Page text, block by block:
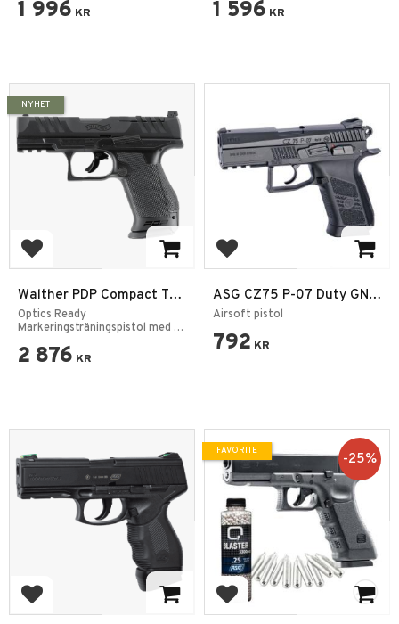
1 996 KR 1 596 KR
Add to favorites
Walther PDP Compact T4E
.43
Optics Ready
Markeringsträningspistol med 4"
2 876 KR
NYHET
Add to favorites
ASG CZ75 P-07 Duty GNB
CO2 Airsoft Pistol
Airsoft pistol
792 KR
Add to favorites Add to favorites
25%
FAVORITE